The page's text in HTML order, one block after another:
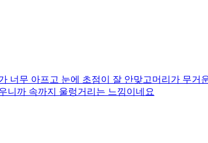
너무 아프고 눈에 초점이 잘 안맞고머리가 무
니까 속까지 울렁거리는 느낌이네요